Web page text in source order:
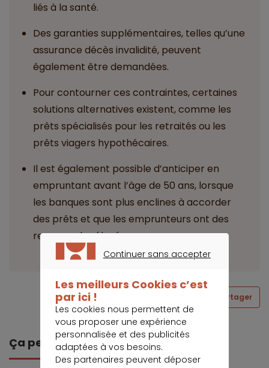
liés à la santé.
Des garanties supplémentaires, telles qu’une
assurance décès invalidité, peuvent
également être demandées.
Pour contourner ces contraintes, certaines
solutions alternatives existent, comme les
prêts spécialisés pour les retraités ou les
prêts viagers hypothécaires.
Il est également possible d’anticiper en
empruntant avant l’âge de 50 ans, lorsque
les banques sont plus enclines à accorder
des prêts et que les emprunteurs ont des
revenus plus élevés.
Partager
Ça peut vous intéresser
Continuer sans accepter
Les meilleurs Cookies c’est
par ici !
Les cookies nous permettent de
vous proposer une expérience
personnalisée et des publicités
adaptées à vos besoins.
Des partenaires peuvent déposer